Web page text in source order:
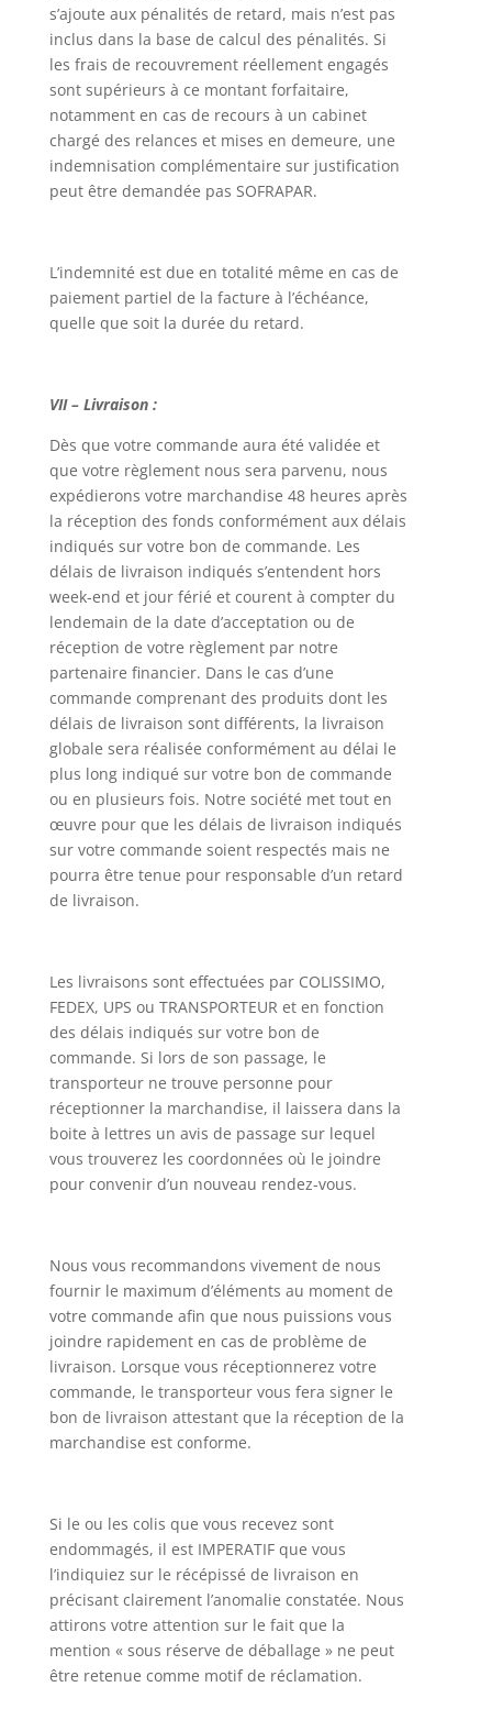
s’ajoute aux pénalités de retard, mais n’est pas
inclus dans la base de calcul des pénalités. Si
les frais de recouvrement réellement engagés
sont supérieurs à ce montant forfaitaire,
notamment en cas de recours à un cabinet
chargé des relances et mises en demeure, une
indemnisation complémentaire sur justification
peut être demandée pas SOFRAPAR.
L’indemnité est due en totalité même en cas de
paiement partiel de la facture à l’échéance,
quelle que soit la durée du retard.
VII – Livraison :
Dès que votre commande aura été validée et
que votre règlement nous sera parvenu, nous
expédierons votre marchandise 48 heures après
la réception des fonds conformément aux délais
indiqués sur votre bon de commande. Les
délais de livraison indiqués s’entendent hors
week-end et jour férié et courent à compter du
lendemain de la date d’acceptation ou de
réception de votre règlement par notre
partenaire financier. Dans le cas d’une
commande comprenant des produits dont les
délais de livraison sont différents, la livraison
globale sera réalisée conformément au délai le
plus long indiqué sur votre bon de commande
ou en plusieurs fois. Notre société met tout en
œuvre pour que les délais de livraison indiqués
sur votre commande soient respectés mais ne
pourra être tenue pour responsable d’un retard
de livraison.
Les livraisons sont effectuées par COLISSIMO,
FEDEX, UPS ou TRANSPORTEUR et en fonction
des délais indiqués sur votre bon de
commande. Si lors de son passage, le
transporteur ne trouve personne pour
réceptionner la marchandise, il laissera dans la
boite à lettres un avis de passage sur lequel
vous trouverez les coordonnées où le joindre
pour convenir d’un nouveau rendez-vous.
Nous vous recommandons vivement de nous
fournir le maximum d’éléments au moment de
votre commande afin que nous puissions vous
joindre rapidement en cas de problème de
livraison. Lorsque vous réceptionnerez votre
commande, le transporteur vous fera signer le
bon de livraison attestant que la réception de la
marchandise est conforme.
Si le ou les colis que vous recevez sont
endommagés, il est IMPERATIF que vous
l’indiquiez sur le récépissé de livraison en
précisant clairement l’anomalie constatée. Nous
attirons votre attention sur le fait que la
mention « sous réserve de déballage » ne peut
être retenue comme motif de réclamation.